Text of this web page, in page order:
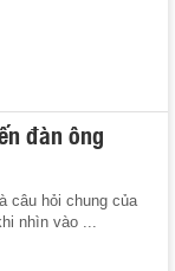
đàn ông
câu hỏi chung của
nhìn vào ...